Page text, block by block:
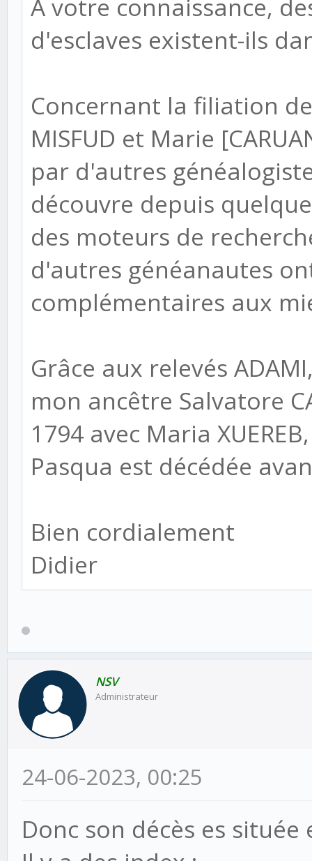
A votre connaissance,
d'esclaves existent-ils
Concernant la filiation
MISFUD et Marie
par d'autres
découvre depuis
des moteurs de
d'autres généanautes
complémentaires aux
Grâce aux relevés
mon ancêtre Salvatore
1794 avec Maria
Pasqua est décédée
Bien cordialement
Didier
NSV
Administrateur
24-06-2023, 00:25
Donc son décès es